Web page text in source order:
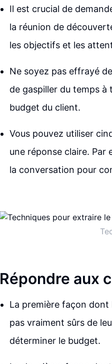
Il est crucial de
la réunion de
les objectifs et les
Ne soyez pas effrayé
de gaspiller du temps
budget du client.
Vous pouvez utiliser
une réponse claire. Par
la conversation pour
Répondre aux
La première façon
pas vraiment sûrs de
déterminer le budget.